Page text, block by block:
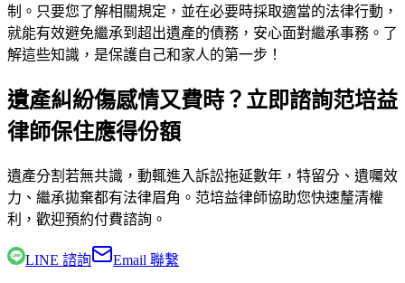
制。只要您了解相關規定，並在必要時採取適當的法律行動，
就能有效避免繼承到超出遺產的債務，安心面對繼承事務。了
解這些知識，是保護自己和家人的第一步！
遺產糾紛傷感情又費時？立即諮詢范培益
律師保住應得份額
遺產分割若無共識，動輒進入訴訟拖延數年，特留分、遺囑效
力、繼承拋棄都有法律眉角。 范培益律師協助您快速釐清權
利，歡迎預約付費諮詢。
LINE 諮詢 Email 聯繫